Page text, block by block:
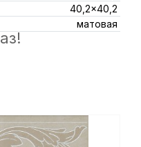
40,2x40,2
матовая